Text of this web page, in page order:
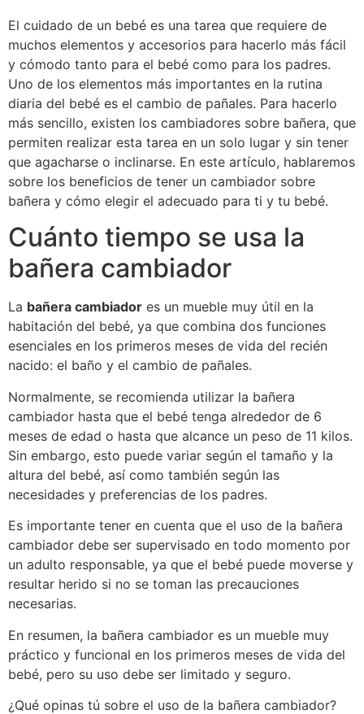
El cuidado de un bebé es una tarea que requiere de
muchos elementos y accesorios para hacerlo más fácil
y cómodo tanto para el bebé como para los padres.
Uno de los elementos más importantes en la rutina
diaria del bebé es el cambio de pañales. Para hacerlo
más sencillo, existen los cambiadores sobre bañera, que
permiten realizar esta tarea en un solo lugar y sin tener
que agacharse o inclinarse. En este artículo, hablaremos
sobre los beneficios de tener un cambiador sobre
bañera y cómo elegir el adecuado para ti y tu bebé.
Cuánto tiempo se usa la
bañera cambiador
La bañera cambiador es un mueble muy útil en la
habitación del bebé, ya que combina dos funciones
esenciales en los primeros meses de vida del recién
nacido: el baño y el cambio de pañales.
Normalmente, se recomienda utilizar la bañera
cambiador hasta que el bebé tenga alrededor de 6
meses de edad o hasta que alcance un peso de 11 kilos.
Sin embargo, esto puede variar según el tamaño y la
altura del bebé, así como también según las
necesidades y preferencias de los padres.
Es importante tener en cuenta que el uso de la bañera
cambiador debe ser supervisado en todo momento por
un adulto responsable, ya que el bebé puede moverse y
resultar herido si no se toman las precauciones
necesarias.
En resumen, la bañera cambiador es un mueble muy
práctico y funcional en los primeros meses de vida del
bebé, pero su uso debe ser limitado y seguro.
¿Qué opinas tú sobre el uso de la bañera cambiador?